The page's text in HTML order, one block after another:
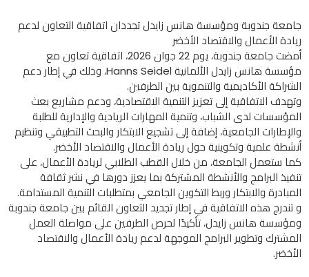
جامعة جندوبة ومؤسسة هانس زايدل تجددان اتفاقية التعاون لدعم
ريادة الأعمال والاقتصاد الأخضر
أمضت جامعة جندوبة، يوم 22 جوان 2026، اتفاقية تعاون مع
مؤسسة هانس زايدل الألمانية Hanns Seidel، وذلك في إطار دعم
الشراكة الأكاديمية والتنموية بين الطرفين.
وتهدف الاتفاقية إلى تعزيز التنمية الاقتصادية، ودعم مشاريع بعث
المؤسسات لدى الشباب، وتنمية المهارات الريادية والإدارية للطلبة
والإطارات الجامعية، إضافة إلى تشجيع الابتكار والبحث التطبيقي وتنظيم
أنشطة علمية وتكوينية حول ريادة الأعمال والاقتصاد الأخضر.
كما ستعمل الجامعة، من خلال القطب الطلابي لريادة الأعمال، على
تنفيذ البرامج والأنشطة المشتركة بما يعزز دورها في نشر ثقافة
المبادرة والابتكار وربط التكوين الجامعي بمتطلبات التنمية المستدامة.
و تندرج هذه الاتفاقية في إطار تجديد التعاون القائم بين جامعة جندوبة
ومؤسسة هانس زايدل، تأكيدًا لحرص الطرفين على مواصلة العمل
المشترك وتطوير البرامج الموجهة لدعم ريادة الأعمال والاقتصاد
الأخضر.